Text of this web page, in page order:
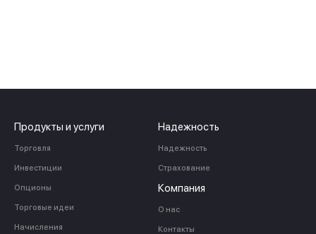
вами в ближайшее время
Продукты и услуги
Торговля
Инвестиции
Опционы
Торговые идеи
Начисления
Надежность
Надежность
Страхование
Компания
О нас
Контакты